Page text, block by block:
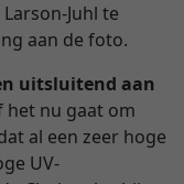
Juhl te
aan de foto.
uitsluitend aan
het nu gaat om
al een zeer hoge
UV-